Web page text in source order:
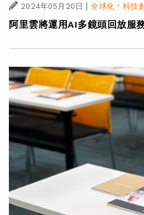
2024年05月20日 全球化·科技
阿里雲將運用AI多鏡頭回放服